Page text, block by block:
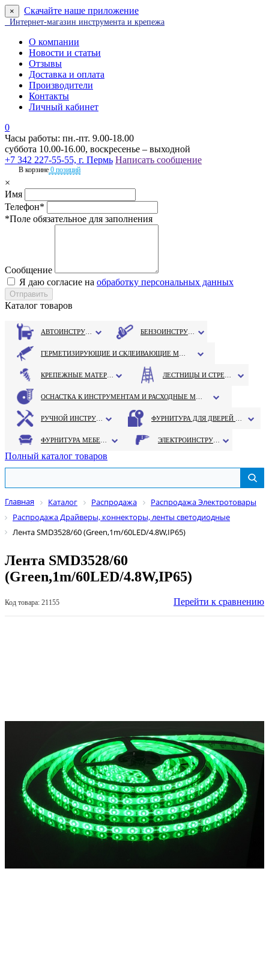
× Скачайте наше приложение
Интернет-магазин инструмента и крепежа
О компании
Новости и статьи
Отзывы
Доставка и оплата
Производители
Контакты
Личный кабинет
0
Часы работы: пн.-пт. 9.00-18.00
суббота 10.00-16.00, воскресенье – выходной
+7 342 227-55-55, г. Пермь Написать сообщение
В корзине 0 позиций
×
Имя
Телефон*
*Поле обязательное для заполнения
Сообщение
Я даю согласие на обработку персональных данных
Каталог товаров
Полный каталог товаров
Главная Каталог Распродажа
Распродажа Электротовары
Распродажа Драйверы, коннекторы, ленты светодиодные
Лента SMD3528/60 (Green,1m/60LED/4.8W,IP65)
Лента SMD3528/60
(Green,1m/60LED/4.8W,IP65)
Код товара: 21155 Перейти к сравнению